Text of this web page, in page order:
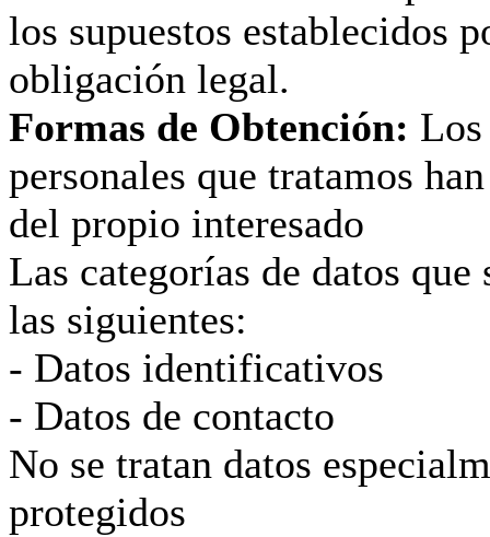
los supuestos establecidos
obligación legal.
Formas de Obtención:
personales que tratamos
del propio interesado
Las categorías de datos que
las siguientes:
- Datos identificativos
- Datos de contacto
No se tratan datos
protegidos